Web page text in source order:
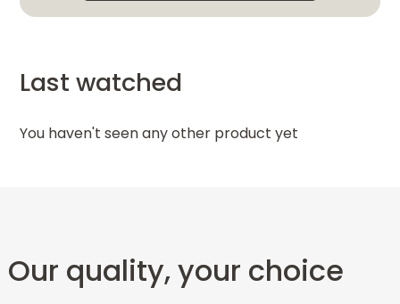
Last watched
You haven't seen any other product yet
Our quality, your choice